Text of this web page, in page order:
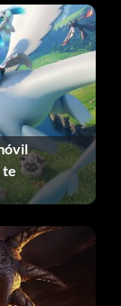
te